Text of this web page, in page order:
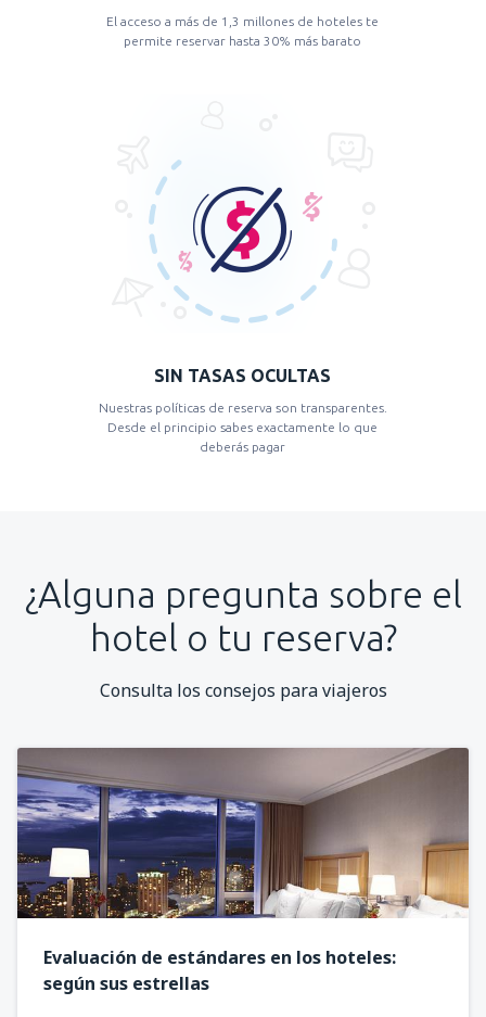
El acceso a más de 1,3 millones de hoteles te
permite reservar hasta 30% más barato
SIN TASAS OCULTAS
Nuestras políticas de reserva son transparentes.
Desde el principio sabes exactamente lo que
deberás pagar
¿Alguna pregunta sobre el
hotel o tu reserva?
Consulta los consejos para viajeros
Evaluación de estándares en los hoteles:
según sus estrellas